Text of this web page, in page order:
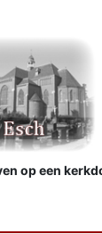
op een